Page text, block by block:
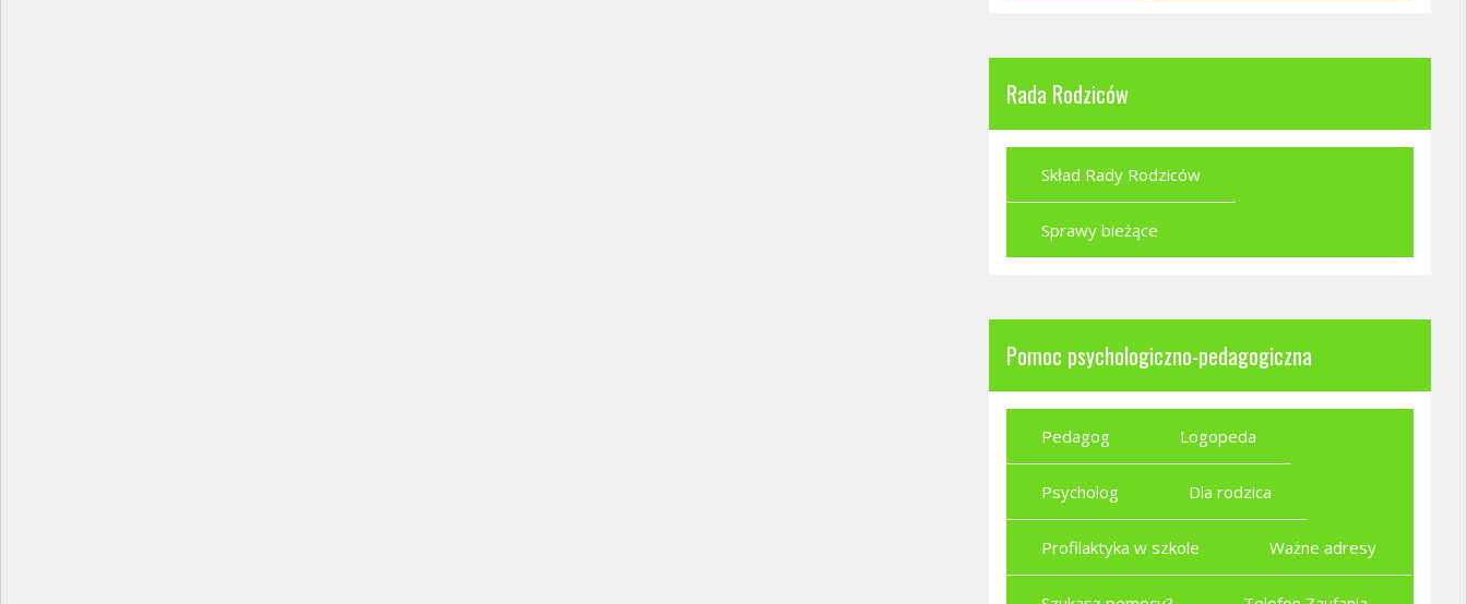
Rada Rodziców
Skład Rady Rodziców
Sprawy bieżące
Pomoc psychologiczno-pedagogiczna
Pedagog Logopeda
Psycholog Dla rodzica
Profilaktyka w szkole Ważne adresy